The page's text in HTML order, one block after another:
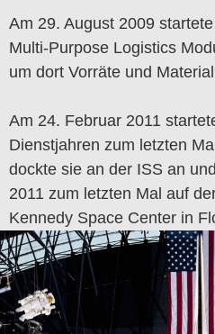
Am 29. August 2009
Multi-Purpose Logistics
um dort Vorräte und
Am 24. Februar 2011
Dienstjahren zum letzten
dockte sie an der ISS an
2011 zum letzten Mal auf
Kennedy Space Center in